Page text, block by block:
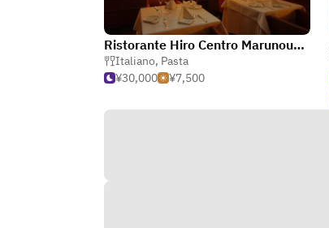
Ristorante Hiro Centro Marunouchi Building
Italiano, Pasta
¥30,000
¥7,500